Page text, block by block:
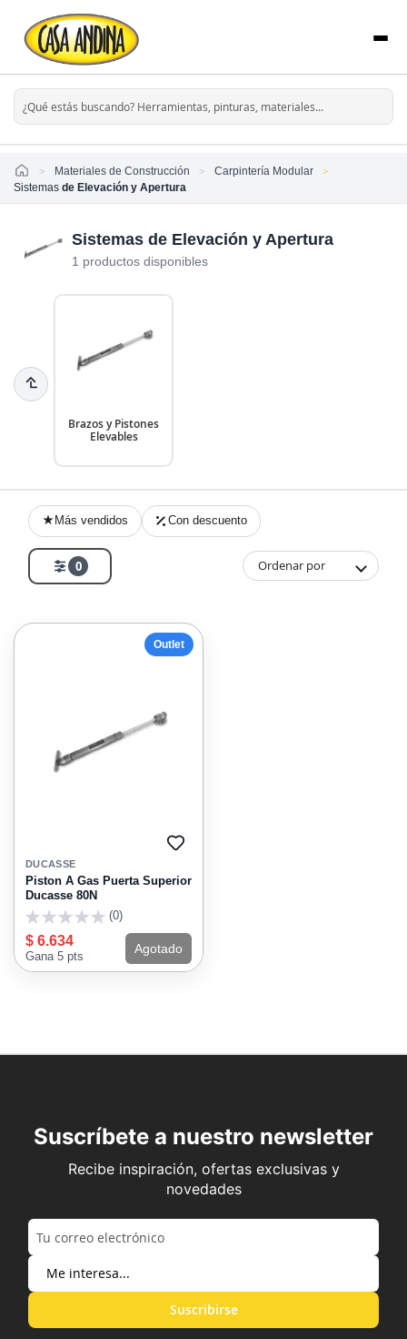
HomeMateriales de Construcción
Carpintería Modular
Sistemas de Elevación y Apertura
Sistemas de Elevación y Apertura
1 productos disponibles
Brazos y Pistones
Elevables
Más vendidos Con descuento
0 Ordenar por
Outlet
AGREGAR
FAVORITOS
DUCASSE
Piston A Gas Puerta Superior
Ducasse 80N
(0)
$ 6.634
Gana 5 pts
Agotado
Suscríbete a nuestro newsletter
Recibe inspiración, ofertas exclusivas y
novedades
Suscribirse